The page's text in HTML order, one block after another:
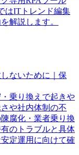
はITトレンド編集
解説します。
ないために｜保
乗り換えで起きや
や社内体制の不
腐化・業者乗り換
のトラブルと具体
定運用に向けて確